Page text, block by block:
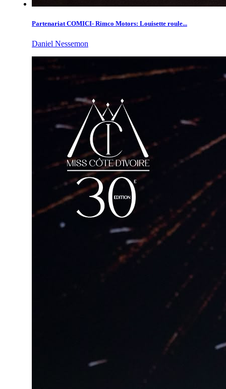
Partenariat COMICI- Rimco Motors: Louisette roule...
Daniel Nessemon